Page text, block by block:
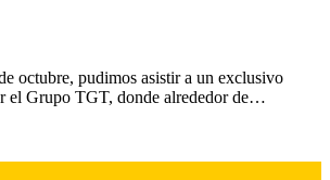
octubre, pudimos asistir a un exclusivo
el Grupo TGT, donde alrededor de…